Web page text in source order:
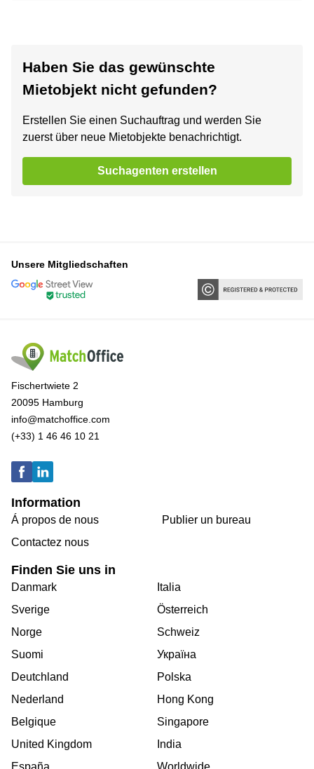
Haben Sie das gewünschte
Mietobjekt nicht gefunden?
Erstellen Sie einen Suchauftrag und werden Sie
zuerst über neue Mietobjekte benachrichtigt.
Suchagenten erstellen
Unsere Mitgliedschaften
Fischertwiete 2
20095 Hamburg
info@matchoffice.com
(+33) 1 46 46 10 21
Information
Á propos de nous
Contactez nous
Publier un bureau
Finden Sie uns in
Danmark
Sverige
Norge
Suomi
Deutchland
Nederland
Belgique
United Kingdom
Italia
Österreich
Schweiz
Україна
Polska
Hong Kong
Singapore
India